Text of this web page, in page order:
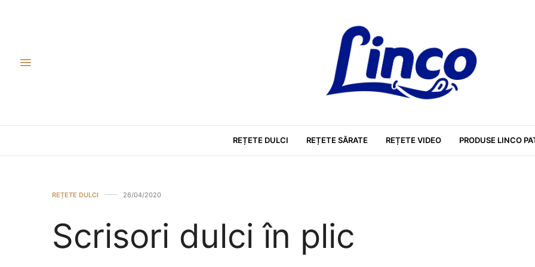
REȚETE DULCI REȚETE SĂRATE REȚETE VIDEO PRODUSE LINCO
REȚETE DULCI 26/04/2020
Scrisori dulci în plic